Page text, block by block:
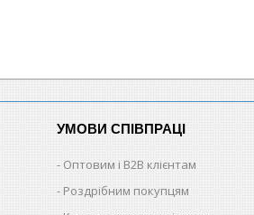
УМОВИ СПІВПРАЦІ
Оптовим і B2B клієнтам
Роздрібним покупцям